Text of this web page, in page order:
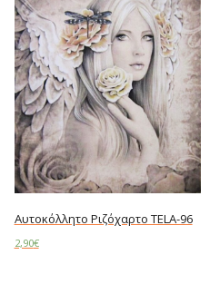
Αυτοκόλλητο Ριζόχαρτο TELA-96
2,90€